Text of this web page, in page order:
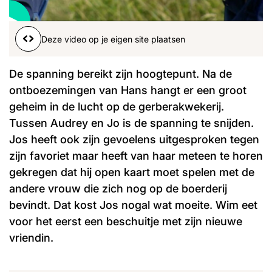
Word lid
Facebook
Instagram
John Julius Martijn
Nieuws Nieuwsbrief
Uitzendingen
Deze video op je eigen site plaatsen
De spanning bereikt zijn hoogtepunt. Na de
ontboezemingen van Hans hangt er een groot
geheim in de lucht op de gerberakwekerij.
Tussen Audrey en Jo is de spanning te snijden.
Jos heeft ook zijn gevoelens uitgesproken tegen
zijn favoriet maar heeft van haar meteen te horen
gekregen dat hij open kaart moet spelen met de
andere vrouw die zich nog op de boerderij
bevindt. Dat kost Jos nogal wat moeite. Wim eet
voor het eerst een beschuitje met zijn nieuwe
vriendin.